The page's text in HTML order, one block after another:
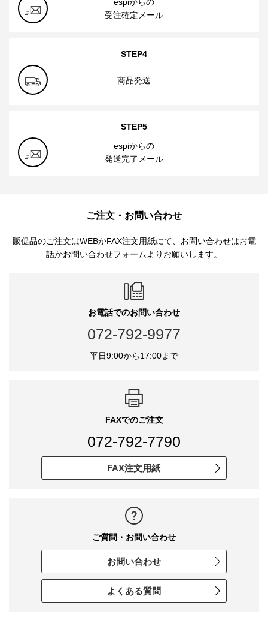
受注確定メール
STEP4
商品発送
STEP5
espiからの
発送完了メール
ご注文・お問い合わせ
販促品のご注文はWEBかFAX注文用紙にて、お問い合わせはお電
話かお問い合わせフォームよりお願いします。
お電話でのお問い合わせ
072-792-9977
平日9:00から17:00まで
FAXでのご注文
072-792-7790
FAX注文用紙
ご質問・お問い合わせ
お問い合わせ
よくある質問